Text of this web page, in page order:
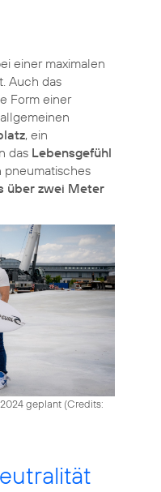
einer maximalen
Auch das
Form einer
, ein
das Lebensgefühl
über zwei Meter
geplant (Credits: